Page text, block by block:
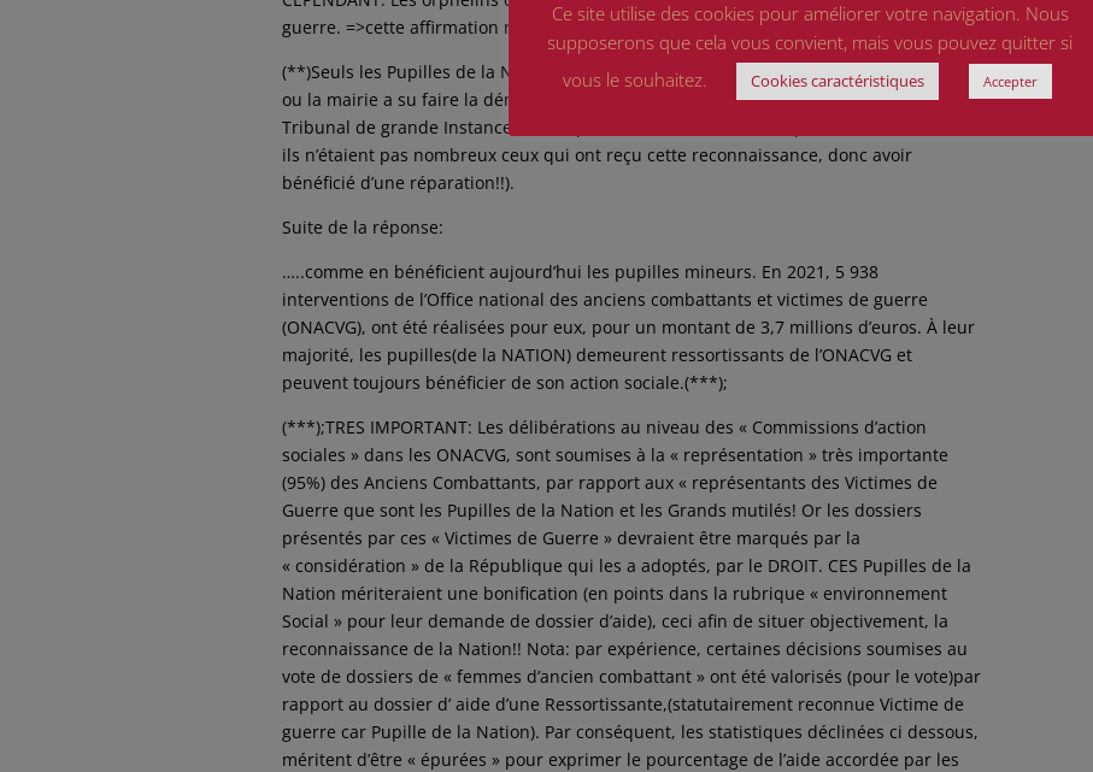
guerre. =>cette affirmation n’est pas exacte (**)
(**)Seuls les Pupilles de la Nation reconnus, car (à l’époque après 1947 ) SI un parent
ou la mairie a su faire la démarche de demande d’adoption de l’Enfant auprès du
Tribunal de grande Instance, ils ont pu bénéficier de l’aide évoquée ci-dessous!! (CAR
ils n’étaient pas nombreux ceux qui ont reçu cette reconnaissance, donc avoir
bénéficié d’une réparation!!).
Suite de la réponse:
…..comme en bénéficient aujourd’hui les pupilles mineurs. En 2021, 5 938
interventions de l’Office national des anciens combattants et victimes de guerre
(ONACVG), ont été réalisées pour eux, pour un montant de 3,7 millions d’euros. À leur
majorité, les pupilles(de la NATION) demeurent ressortissants de l’ONACVG et
peuvent toujours bénéficier de son action sociale.(***);
(***);TRES IMPORTANT: Les délibérations au niveau des « Commissions d’action
sociales » dans les ONACVG, sont soumises à la « représentation » très importante
(95%) des Anciens Combattants, par rapport aux « représentants des Victimes de
Guerre que sont les Pupilles de la Nation et les Grands mutilés! Or les dossiers
présentés par ces « Victimes de Guerre » devraient être marqués par la
« considération » de la République qui les a adoptés, par le DROIT. CES Pupilles de la
Nation mériteraient une bonification (en points dans la rubrique « environnement
Social » pour leur demande de dossier d’aide), ceci afin de situer objectivement, la
reconnaissance de la Nation!! Nota: par expérience, certaines décisions soumises au
vote de dossiers de « femmes d’ancien combattant » ont été valorisés (pour le vote)par
rapport au dossier d’ aide d’une Ressortissante,(statutairement reconnue Victime de
guerre car Pupille de la Nation). Par conséquent, les statistiques déclinées ci dessous,
méritent d’être « épurées » pour exprimer le pourcentage de l’aide accordée par les
Ce site utilise des cookies pour améliorer votre navigation. Nous
supposerons que cela vous convient, mais vous pouvez quitter si
vous le souhaitez.
Cookies caractéristiques Accepter